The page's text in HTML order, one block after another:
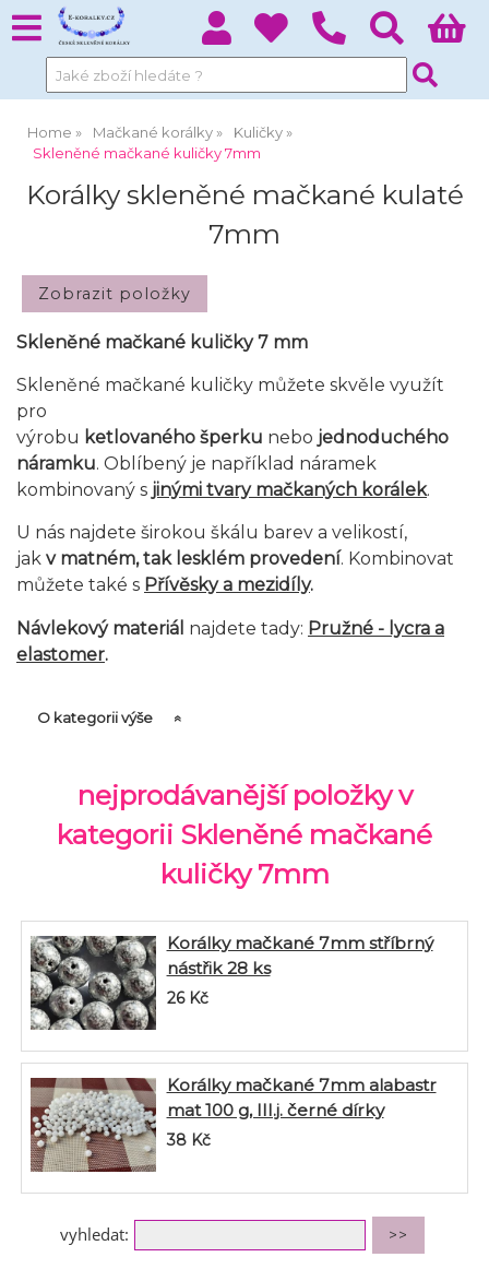
Home Mačkané korálky
Kuličky
Skleněné mačkané kuličky 7mm
Korálky skleněné mačkané kulaté
7mm
Skleněné mačkané kuličky 7 mm
Skleněné mačkané kuličky můžete skvěle využít
pro
výrobu ketlovaného šperku nebo jednoduchého
náramku. Oblíbený je například náramek
kombinovaný s jinými tvary mačkaných korálek.
U nás najdete širokou škálu barev a velikostí,
jak v matném, tak lesklém provedení. Kombinovat
můžete také s Přívěsky a mezidíly.
Návlekový materiál najdete tady: Pružné - lycra a
elastomer.
O kategorii výše
nejprodávanější položky v
kategorii Skleněné mačkané
kuličky 7mm
Korálky mačkané 7mm stříbrný
nástřik 28 ks
26 Kč
Korálky mačkané 7mm alabastr
mat 100 g, III.j. černé dírky
38 Kč
vyhledat: